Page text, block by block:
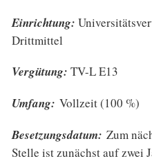
Einrichtung:
Drittmittel
Vergütung: TV-L E13
Umfang: Vollzeit (100 %)
Besetzungsdatum: Zum
Stelle ist zunächst auf zwei